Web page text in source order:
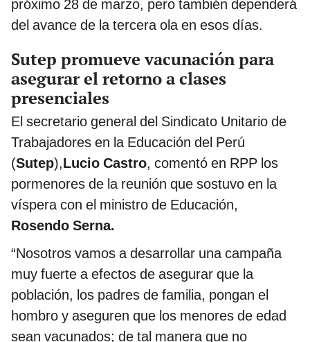
próximo 28 de marzo, pero también dependerá
del avance de la tercera ola en esos días.
Sutep promueve vacunación para
asegurar el retorno a clases
presenciales
El secretario general del Sindicato Unitario de
Trabajadores en la Educación del Perú
(Sutep),Lucio Castro, comentó en RPP los
pormenores de la reunión que sostuvo en la
víspera con el ministro de Educación,
Rosendo Serna.
“Nosotros vamos a desarrollar una campaña
muy fuerte a efectos de asegurar que la
población, los padres de familia, pongan el
hombro y aseguren que los menores de edad
sean vacunados; de tal manera que no